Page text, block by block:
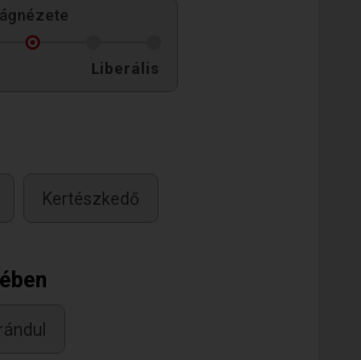
Liberális
Kertészkedő